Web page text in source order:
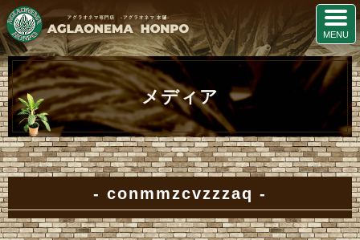
メディア
conmmzcvzzzaq